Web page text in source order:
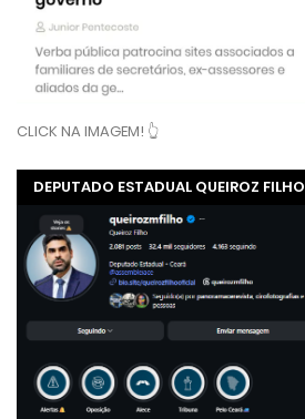
CLICK NA IMAGEM! 👆
DEPUTADO ESTADUAL QUEIROZ FILHO